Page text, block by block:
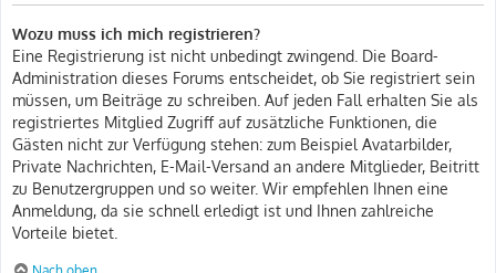
Wozu muss ich mich registrieren?
Eine Registrierung ist nicht unbedingt zwingend. Die Board-
Administration dieses Forums entscheidet, ob Sie registriert sein
müssen, um Beiträge zu schreiben. Auf jeden Fall erhalten Sie als
registriertes Mitglied Zugriff auf zusätzliche Funktionen, die
Gästen nicht zur Verfügung stehen: zum Beispiel Avatarbilder,
Private Nachrichten, E-Mail-Versand an andere Mitglieder, Beitritt
zu Benutzergruppen und so weiter. Wir empfehlen Ihnen eine
Anmeldung, da sie schnell erledigt ist und Ihnen zahlreiche
Vorteile bietet.